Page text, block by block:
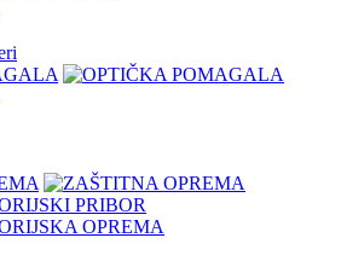
PRIBOR
OPREMA